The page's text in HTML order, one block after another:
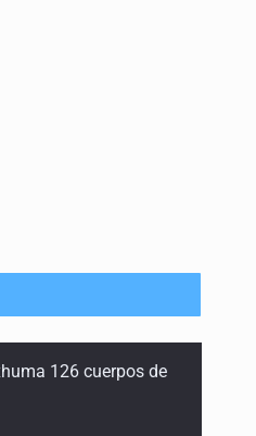
ya de ciclosporiasis